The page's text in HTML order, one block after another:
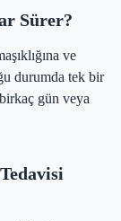
Sürer?
ve
durumda tek bir
gün veya